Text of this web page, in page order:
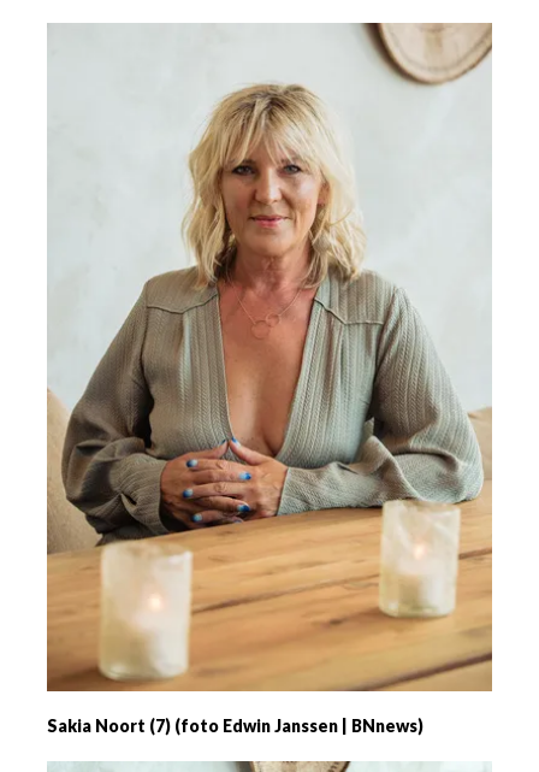
Sakia Noort (7) (foto Edwin Janssen | BNnews)